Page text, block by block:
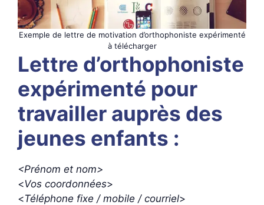
Exemple de lettre de motivation d’orthophoniste expérimenté
à télécharger
Lettre d’orthophoniste
expérimenté pour
travailler auprès des
jeunes enfants :
<Prénom et nom>
<Vos coordonnées>
<Téléphone fixe / mobile / courriel>